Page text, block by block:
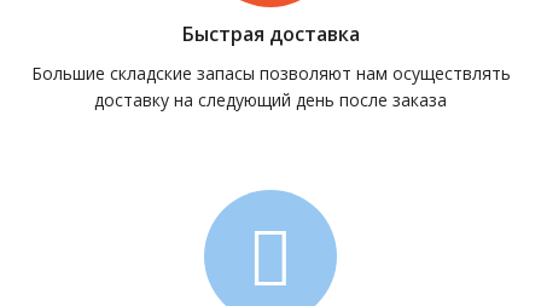
Быстрая доставка
Большие складские запасы позволяют нам осуществлять
доставку на следующий день после заказа